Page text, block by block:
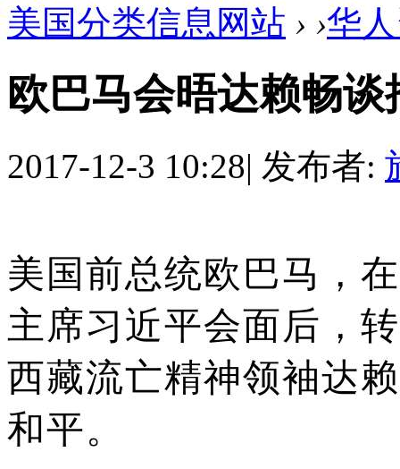
美国分类信息网站 › ›华
欧巴马会晤达赖畅
2017-12-3 10:28| 发布者:
美国前总统欧巴马，
主席习近平会面后，
西藏流亡精神领袖达
和平。